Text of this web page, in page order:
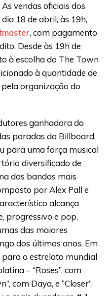
vendas oficiais dos
18 de abril, às 19h,
, com pagamento
Desde às 19h de
à escolha do The Town
à quantidade de
organização do
ganhadora do
paradas da Billboard,
para uma força musical
diversificado de
das bandas mais
por Alex Pall e
alcança
progressivo e pop,
das maiores
dos últimos anos. Em
o estrelato mundial
– “Roses”, com
com Daya, e “Closer”,